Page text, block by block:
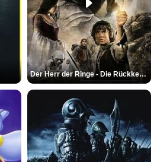
Der Herr der Ringe - Die Rückkehr des Königs Trailer OV